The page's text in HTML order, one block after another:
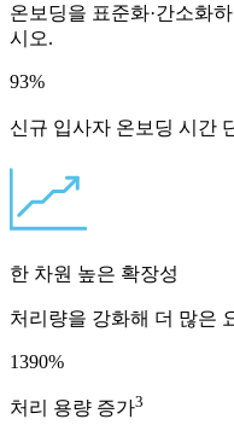
온보딩을 표준화·간소화
시오.
93%
신규 입사자 온보딩 시간
한 차원 높은 확장성
처리량을 강화해 더 많은
1390%
처리 용량 증가3